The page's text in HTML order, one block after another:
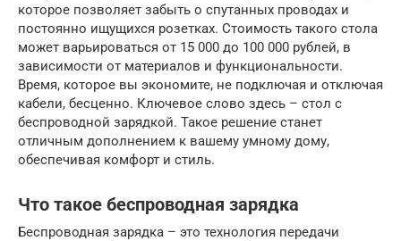
которое позволяет забыть о спутанных проводах и
постоянно ищущихся розетках. Стоимость такого стола
может варьироваться от 15 000 до 100 000 рублей, в
зависимости от материалов и функциональности.
Время, которое вы экономите, не подключая и отключая
кабели, бесценно. Ключевое слово здесь – стол с
беспроводной зарядкой. Такое решение станет
отличным дополнением к вашему умному дому,
обеспечивая комфорт и стиль.
Что такое беспроводная зарядка
Беспроводная зарядка – это технология передачи